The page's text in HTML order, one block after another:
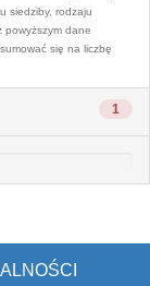
siedziby, rodzaju
powyższym dane
się na liczbę
1